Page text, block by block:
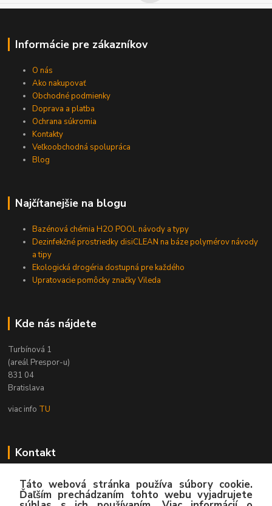
Informácie pre zákazníkov
O nás
Ako nakupovať
Obchodné podmienky
Doprava a platba
Ochrana súkromia
Kontakty
Veľkoobchodná spolupráca
Blog
Najčítanejšie na blogu
Bazénová chémia H2O POOL návody a typy
Dezinfekčné prostriedky disiCLEAN na báze polymérov návody
a tipy
Ekologická drogéria dostupná pre každého
Upratovacie pomôcky značky Vileda
Kde nás nájdete
Turbínová 1
(areál Prespor-u)
831 04
Bratislava
viac info TU
Kontakt
Zákaznícka podpora
02/4445 8762
(Po-Pia, 8:00-15:30 hod.)
Táto webová stránka používa súbory cookie.
Ďaľším prechádzaním tohto webu vyjadrujete